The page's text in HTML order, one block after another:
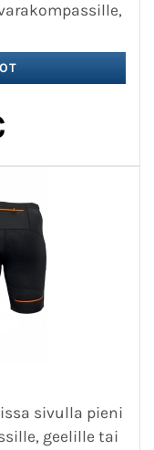
sivulla pieni
geelille tai